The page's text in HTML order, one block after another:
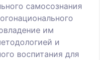
самосознания
им
и
воспитания для